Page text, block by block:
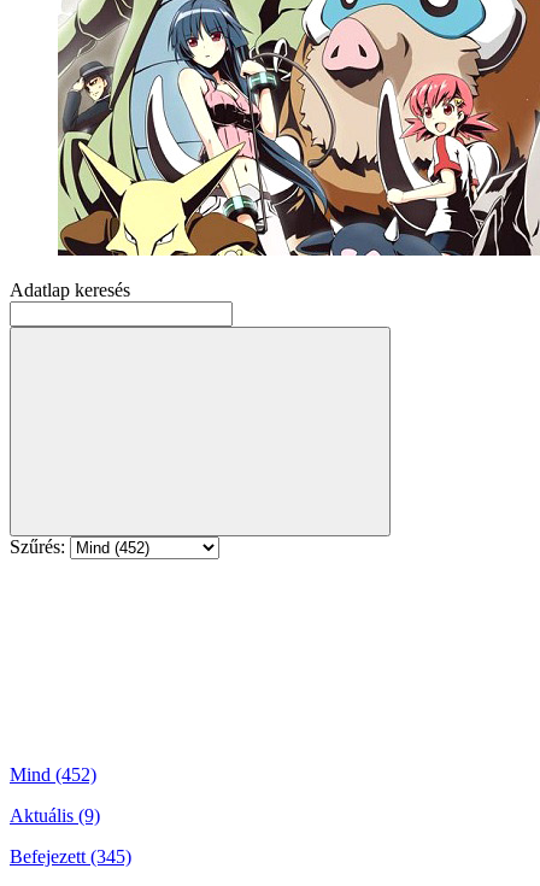
Adatlap keresés
Szűrés:
Mind (452)
Aktuális (9)
Befejezett (345)